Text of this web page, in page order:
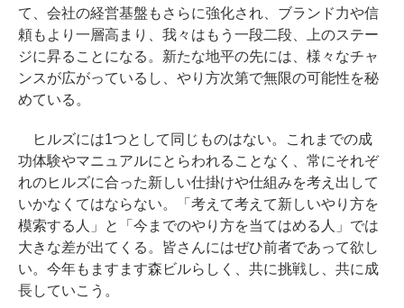
て、会社の経営基盤もさらに強化され、ブランド力や信
頼もより一層高まり、我々はもう一段二段、上のステー
ジに昇ることになる。新たな地平の先には、様々なチャ
ンスが広がっているし、やり方次第で無限の可能性を秘
めている。
ヒルズには1つとして同じものはない。これまでの成
功体験やマニュアルにとらわれることなく、常にそれぞ
れのヒルズに合った新しい仕掛けや仕組みを考え出して
いかなくてはならない。「考えて考えて新しいやり方を
模索する人」と「今までのやり方を当てはめる人」では
大きな差が出てくる。皆さんにはぜひ前者であって欲し
い。今年もますます森ビルらしく、共に挑戦し、共に成
長していこう。